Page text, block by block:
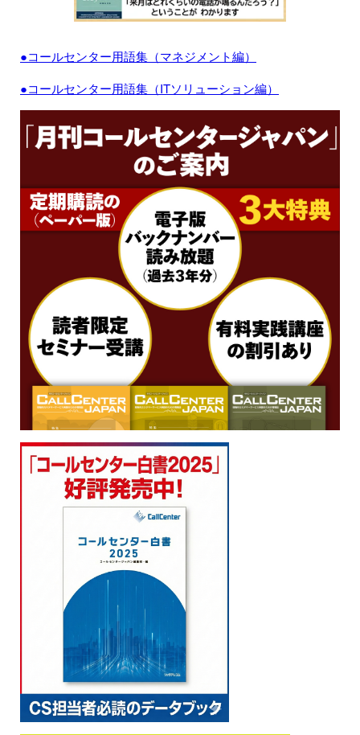
●コールセンター用語集（マネジメント編）
●コールセンター用語集（ITソリューション編）